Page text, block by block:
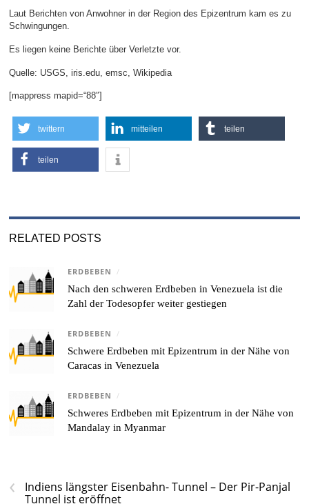
Laut Berichten von Anwohner in der Region des Epizentrum kam es zu
Schwingungen.
Es liegen keine Berichte über Verletzte vor.
Quelle: USGS, iris.edu, emsc, Wikipedia
[mappress mapid=“88″]
twittern mitteilen teilen
teilen
RELATED POSTS
ERDBEBEN /
Nach den schweren Erdbeben in Venezuela ist die
Zahl der Todesopfer weiter gestiegen
ERDBEBEN /
Schwere Erdbeben mit Epizentrum in der Nähe von
Caracas in Venezuela
ERDBEBEN /
Schweres Erdbeben mit Epizentrum in der Nähe von
Mandalay in Myanmar
‹
Indiens längster Eisenbahn- Tunnel – Der Pir-Panjal
Tunnel ist eröffnet